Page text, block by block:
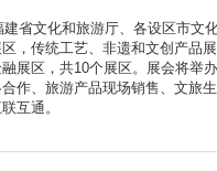
文化和旅游厅、各设区市文
，传统工艺、非遗和文创产品
展区，共10个展区。展会将举
作、旅游产品现场销售、文旅
互通。